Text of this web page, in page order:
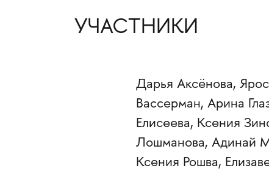
УЧАСТНИКИ
Дарья Аксёнова,
Вассерман, Арина
Елисеева, Ксения
Лошманова, Адинай
Ксения Рошва,